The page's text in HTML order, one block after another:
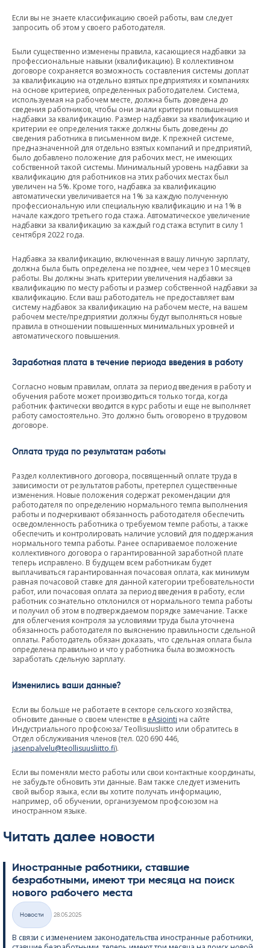
Если вы не знаете классификацию своей работы, вам следует
запросить об этом у своего работодателя.
Были существенно изменены правила, касающиеся надбавки за
профессиональные навыки (квалификацию). В коллективном
договоре сохраняется возможность составления системы доплат
за квалификацию на отдельно взятых предприятиях и компаниях
на основе критериев, определенных работодателем. Система,
используемая на рабочем месте, должна быть доведена до
сведения работников, чтобы они знали критерии повышения
надбавки за квалификацию. Размер надбавки за квалификацию и
критерии ее определения также должны быть доведены до
сведения работника в письменном виде. К прежней системе,
предназначенной для отдельно взятых компаний и предприятий,
было добавлено положение для рабочих мест, не имеющих
собственной такой системы. Минимальный уровень надбавки за
квалификацию для работников на этих рабочих местах был
увеличен на 5%. Кроме того, надбавка за квалификацию
автоматически увеличивается на 1% за каждую полученную
профессиональную или специальную квалификацию и на 1% в
начале каждого третьего года стажа. Автоматическое увеличение
надбавки за квалификацию за каждый год стажа вступит в силу 1
сентября 2022 года.
Надбавка за квалификацию, включенная в вашу личную зарплату,
должна была быть определена не позднее, чем через 10 месяцев
работы. Вы должны знать критерии увеличения надбавки за
квалификацию по месту работы и размер собственной надбавки за
квалификацию. Если ваш работодатель не предоставляет вам
систему надбавок за квалификацию на рабочем месте, на вашем
рабочем месте/предприятии должны будут выполняться новые
правила в отношении повышенных минимальных уровней и
автоматического повышения.
Заработная плата в течение периода введения в работу
Согласно новым правилам, оплата за период введения в работу и
обучения работе может производиться только тогда, когда
работник фактически вводится в курс работы и еще не выполняет
работу самостоятельно. Это должно быть оговорено в трудовом
договоре.
Оплата труда по результатам работы
Раздел коллективного договора, посвященный оплате труда в
зависимости от результатов работы, претерпел существенные
изменения. Новые положения содержат рекомендации для
работодателя по определению нормального темпа выполнения
работы и подчеркивают обязанность работодателя обеспечить
осведомленность работника о требуемом темпе работы, а также
обеспечить и контролировать наличие условий для поддержания
нормального темпа работы. Ранее оспариваемое положение
коллективного договора о гарантированной заработной плате
теперь исправлено. В будущем всем работникам будет
выплачиваться гарантированная почасовая оплата, как минимум
равная почасовой ставке для данной категории требовательности
работ, или почасовая оплата за период введения в работу, если
работник сознательно отклонился от нормального темпа работы
и получил об этом в подтверждаемом порядке замечание. Также
для облегчения контроля за условиями труда была уточнена
обязанность работодателя по выяснению правильности сдельной
оплаты. Работодатель обязан доказать, что сдельная оплата была
определена правильно и что у работника была возможность
заработать сдельную зарплату.
Изменились ваши данные?
Если вы больше не работаете в секторе сельского хозяйства,
обновите данные о своем членстве в eAsiointi на сайте
Индустриального профсоюза/ Teollisuusliitto или обратитесь в
Отдел обслуживания членов (тел. 020 690 446,
jasenpalvelu@teollisuusliitto.fi).
Если вы поменяли место работы или свои контактные координаты,
не забудьте обновить эти данные. Вам также следует изменить
свой выбор языка, если вы хотите получать информацию,
например, об обучении, организуемом профсоюзом на
иностранном языке.
Читать далее новости
Иностранные работники, ставшие
безработными, имеют три месяца на поиск
нового рабочего места
Категории
Hовости
28.05.2025
В связи с изменением законодательства иностранные работники,